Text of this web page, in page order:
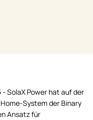
- SolaX Power hat auf der
System der Binary
Ansatz für